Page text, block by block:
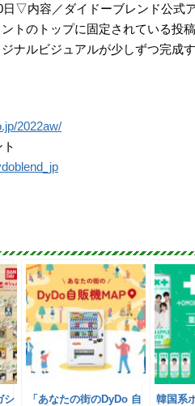
▽内容／ダイドーブレンド公式
トのトップに固定されている投
ナルビジュアルが少しずつ完成
2022aw/
シ
「あなたの街のDyDo 自
韓国系